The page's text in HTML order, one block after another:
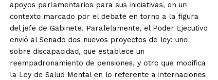
apoyos parlamentarios para sus iniciativas, en un
contexto marcado por el debate en torno a la figura
del jefe de Gabinete. Paralelamente, el Poder Ejecutivo
envió al Senado dos nuevos proyectos de ley: uno
sobre discapacidad, que establece un
reempadronamiento de pensiones, y otro que modifica
la Ley de Salud Mental en lo referente a internaciones